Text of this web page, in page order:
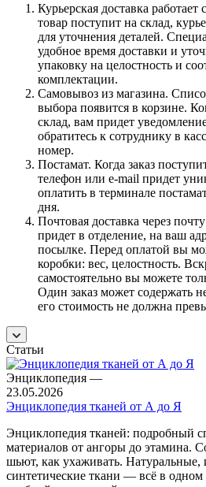
Курьерская доставка работает
товар поступит на склад,
для уточнения деталей.
удобное время доставки и
упаковку на целостность и
комплектации.
Самовывоз из магазина.
выбора появится в корзине.
склад, вам придет
обратитесь к сотруднику в
номер.
Постамат. Когда заказ
телефон или e-mail придет
оплатить в терминале
дня.
Почтовая доставка через
придет в отделение, на ваш
посылке. Перед оплатой вы
коробки: вес, целостность.
самостоятельно вы можете
Один заказ может содержать
его стоимость не должна
Статьи
Энциклопедия —
23.05.2026
Энциклопедия тканей от А до Я
Энциклопедия тканей: подробный
материалов от ангоры до этамина.
шьют, как ухаживать. Натуральные,
синтетические ткани — всё в одном